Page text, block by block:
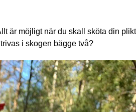
är möjligt när du skall sköta din plikt
i skogen bägge två?